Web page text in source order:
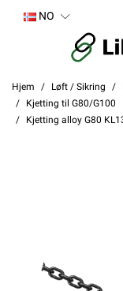
NO
Hjem Løft / Sikring
Kjetting til G80/G100
Kjetting alloy G80